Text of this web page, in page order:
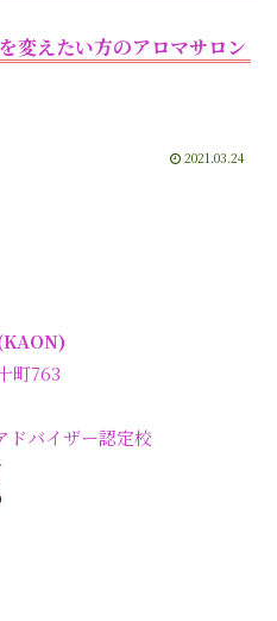
変えたい方のアロマサロン
2021.03.24
町763
ドバイザー認定校